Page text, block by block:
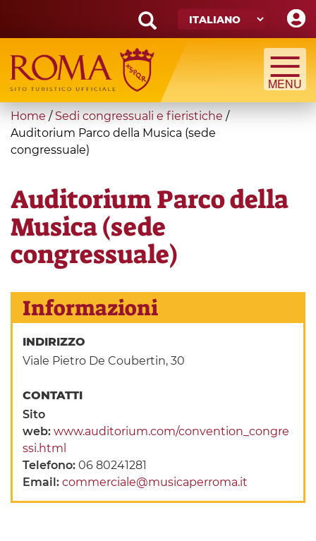
main
content
Search
form
Cerca
You
are
here
Home / Sedi congressuali e fieristiche /
Auditorium Parco della Musica (sede
congressuale)
Auditorium Parco della
Musica (sede
congressuale)
Informazioni
INDIRIZZO
Viale Pietro De Coubertin, 30
CONTATTI
Sito
web:www.auditorium.com/convention_congre
ssi.html
Telefono:06 80241281
Email:commerciale@musicaperroma.it